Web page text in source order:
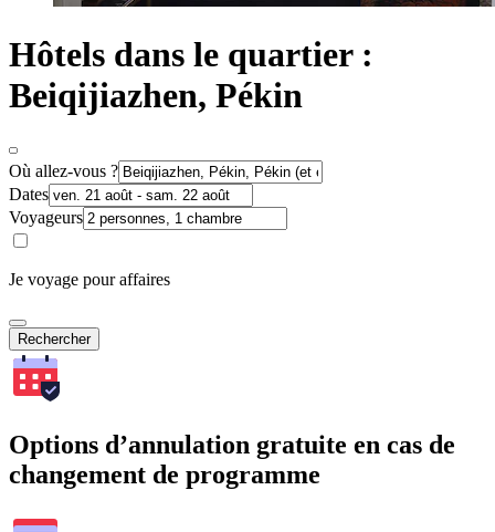
Hôtels dans le quartier :
Beiqijiazhen, Pékin
Où allez-vous ?
Dates
Voyageurs
Je voyage pour affaires
Rechercher
Options d’annulation gratuite en cas de
changement de programme